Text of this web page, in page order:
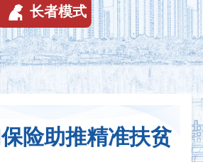
 长者模式
险助推精准扶贫